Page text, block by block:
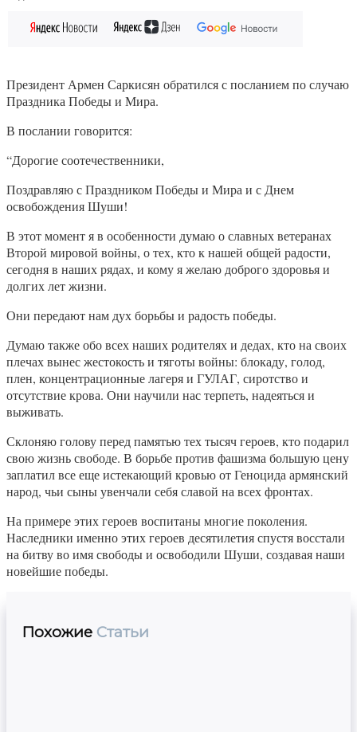
Президент Армен Саркисян обратился с посланием по случаю
Праздника Победы и Мира.
В послании говорится:
“Дорогие соотечественники,
Поздравляю с Праздником Победы и Мира и с Днем
освобождения Шуши!
В этот момент я в особенности думаю о славных ветеранах
Второй мировой войны, о тех, кто к нашей общей радости,
сегодня в наших рядах, и кому я желаю доброго здоровья и
долгих лет жизни.
Они передают нам дух борьбы и радость победы.
Думаю также обо всех наших родителях и дедах, кто на своих
плечах вынес жестокость и тяготы войны: блокаду, голод,
плен, концентрационные лагеря и ГУЛАГ, сиротство и
отсутствие крова. Они научили нас терпеть, надеяться и
выживать.
Склоняю голову перед памятью тех тысяч героев, кто подарил
свою жизнь свободе. В борьбе против фашизма большую цену
заплатил все еще истекающий кровью от Геноцида армянский
народ, чьи сыны увенчали себя славой на всех фронтах.
На примере этих героев воспитаны многие поколения.
Наследники именно этих героев десятилетия спустя восстали
на битву во имя свободы и освободили Шуши, создавая наши
новейшие победы.
Похожие Статьи